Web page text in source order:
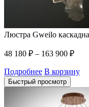
Люстра Gweilo
48 180 ₽ – 163 900 ₽
Подробнее В корзину
Быстрый просмотр